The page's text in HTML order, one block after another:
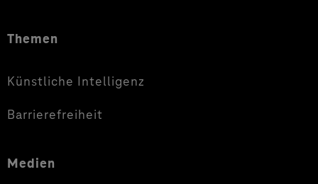
Themen
Künstliche Intelligenz
Barrierefreiheit
Medien